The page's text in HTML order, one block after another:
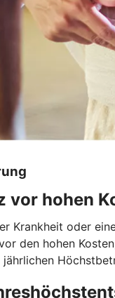
vor hohen
Krankheit oder
den hohen